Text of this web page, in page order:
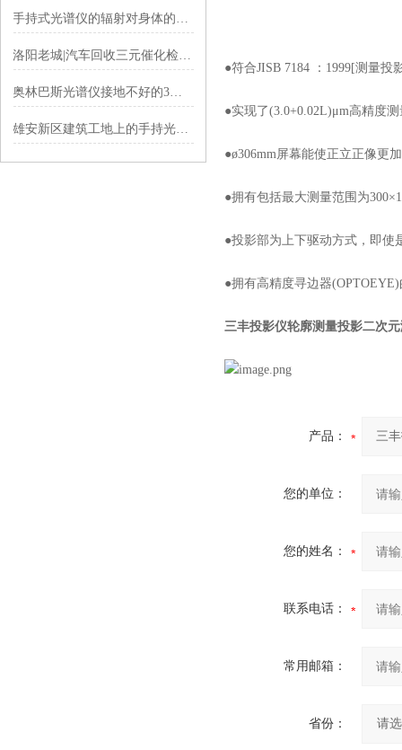
手持式光谱仪的辐射对身体的危害有多大？
洛阳老城|汽车回收三元催化检测分析仪操作技巧
奥林巴斯光谱仪接地不好的3大危害
雄安新区建筑工地上的手持光谱枪，专给钢筋做“身份验证“
●符合JISB 7184 ：1999[测量投
●实现了(3.0+0.02L)μm高精度
●ø306mm屏幕能使正立正像更
●拥有包括最大测量范围为
●投影部为上下驱动方式，即使
●拥有高精度寻边器
三丰投影仪轮廓测量投影二次
产品：
您的单位：
您的姓名：
联系电话：
常用邮箱：
省份：